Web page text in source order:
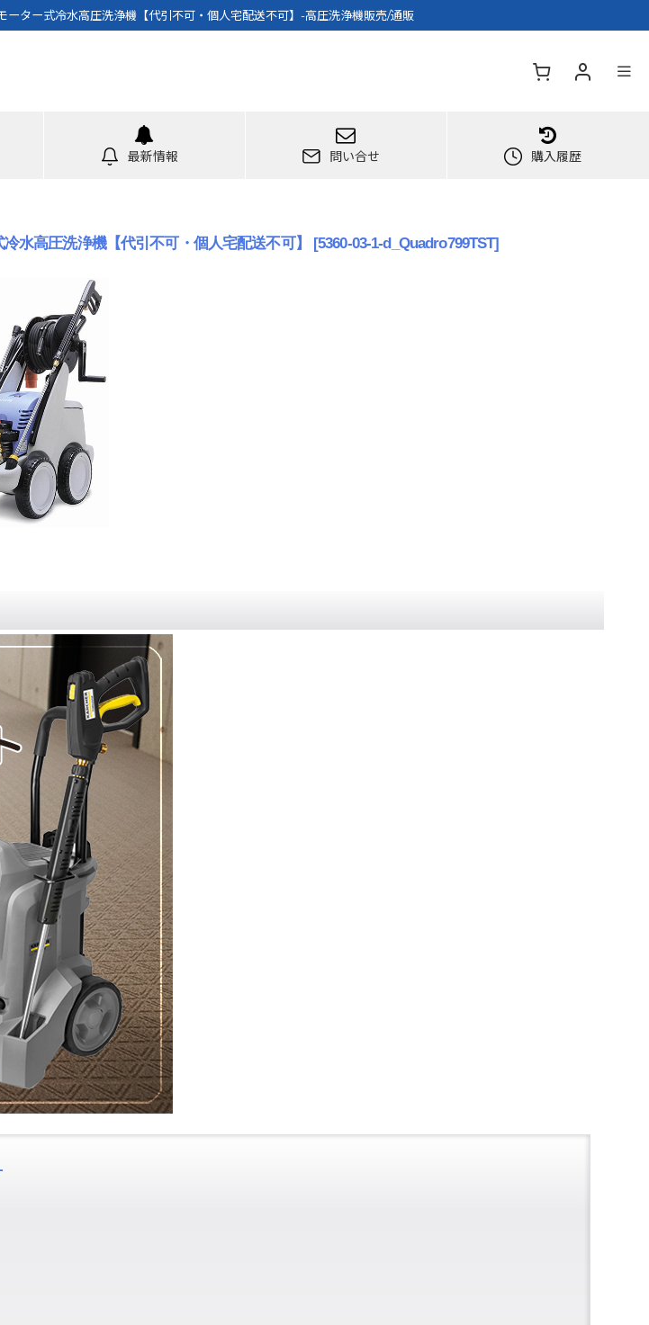
ター式冷水高圧洗浄機【代引不可・個人宅配送不可】-高圧洗浄機販売/通販
最新情報 問い合せ 購入履歴
水高圧洗浄機【代引不可・個人宅配送不可】 [5360-03-1-d_Quadro799TST]